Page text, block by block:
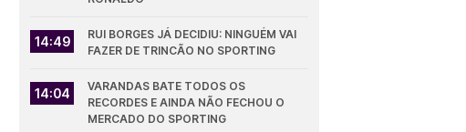
14:49
RUI BORGES JÁ DECIDIU: NINGUÉM VAI
FAZER DE TRINCÃO NO SPORTING
14:04
VARANDAS BATE TODOS OS
RECORDES E AINDA NÃO FECHOU O
MERCADO DO SPORTING